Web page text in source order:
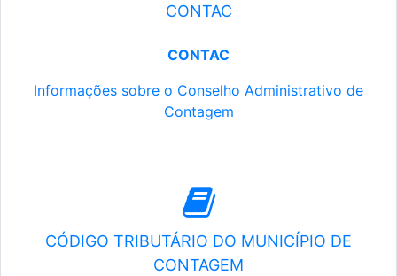
CONTAC
CONTAC
Informações sobre o Conselho Administrativo de
Contagem
CÓDIGO TRIBUTÁRIO DO MUNICÍPIO DE
CONTAGEM